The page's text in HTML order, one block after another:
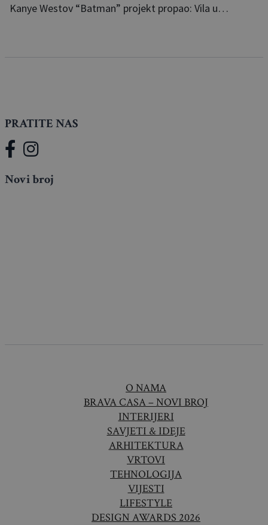
Kanye Westov “Batman” projekt propao: Vila u…
PRATITE NAS
Novi broj
O NAMA
BRAVA CASA – NOVI BROJ
INTERIJERI
SAVJETI & IDEJE
ARHITEKTURA
VRTOVI
TEHNOLOGIJA
VIJESTI
LIFESTYLE
DESIGN AWARDS 2026